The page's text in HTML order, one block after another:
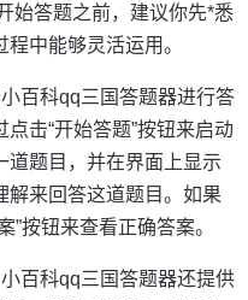
始答题之前，建议你先*悉
中能够灵活运用。
百科qq三国答题器进行答
击“开始答题”按钮来启动
道题目，并在界面上显示
解来回答这道题目。如果
”按钮来查看正确答案。
百科qq三国答题器还提供